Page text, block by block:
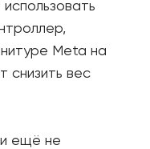
Meta на
снизить вес
ещё не